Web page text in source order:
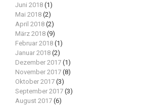
Juni 2018 (1)
Mai 2018 (2)
April 2018 (2)
März 2018 (9)
Februar 2018 (1)
Januar 2018 (2)
Dezember 2017 (1)
November 2017 (8)
Oktober 2017 (3)
September 2017 (3)
August 2017 (6)